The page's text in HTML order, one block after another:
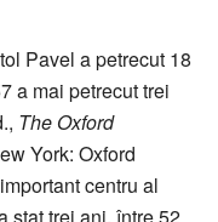
Pavel a petrecut 18
a mai petrecut trei
The Oxford
York: Oxford
centru al